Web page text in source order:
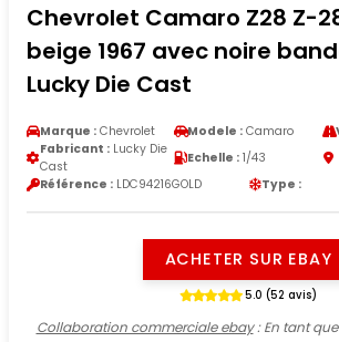
Chevrolet Camaro Z28 Z-
beige 1967 avec noire
Lucky Die Cast
Marque : Chevrolet Modele : Camaro
Fabricant : Lucky Die
Cast
Echelle : 1/43
Référence : LDC94216GOLD Type :
ACHETER SUR EBAY
5.0 (52 avis)
Collaboration commerciale ebay: En tant